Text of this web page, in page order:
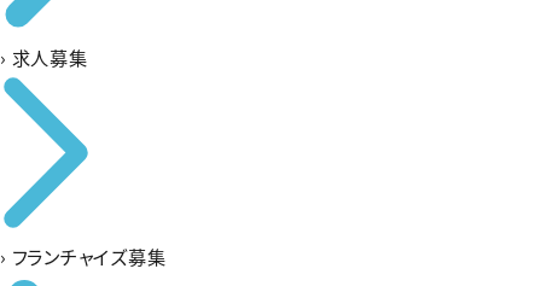
› 求人募集
› フランチャイズ募集